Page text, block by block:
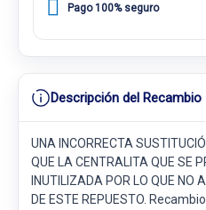
Pago 100% seguro
Descripción del Recambio
UNA INCORRECTA
QUE LA CENTRALITA QUE SE
INUTILIZADA POR LO QUE NO
DE ESTE REPUESTO.